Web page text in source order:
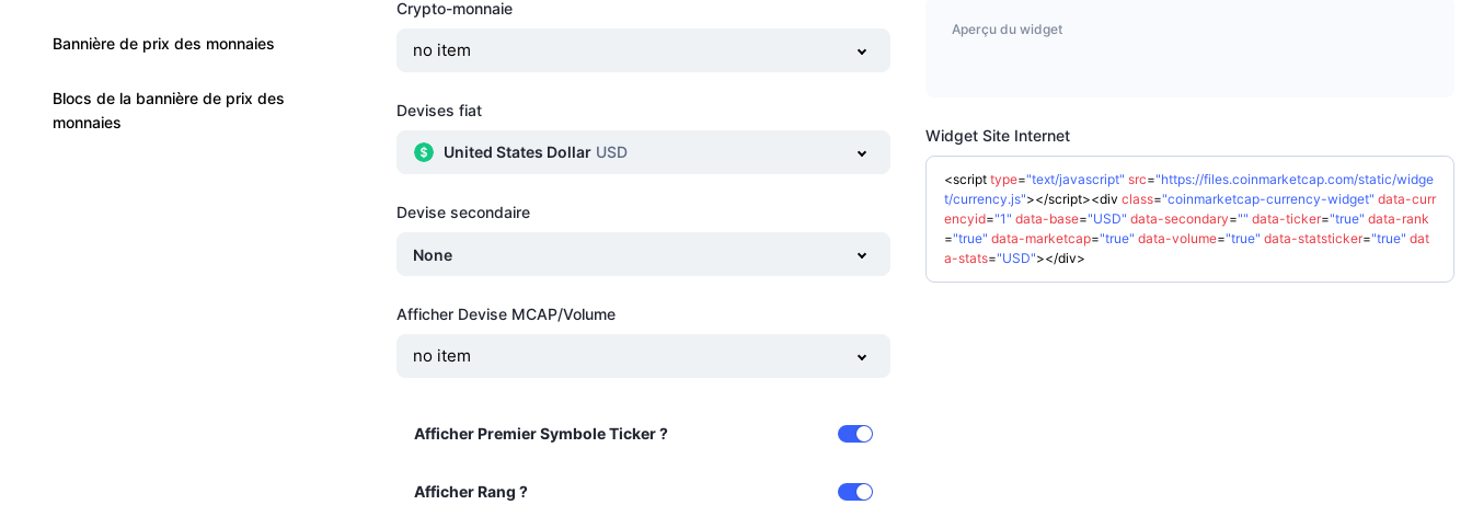
Bannière de prix des monnaies
Blocs de la bannière de prix des
monnaies
Crypto-monnaie
no item
Devises fiat
United States Dollar USD
Devise secondaire
None
Afficher Devise MCAP/Volume
no item
Afficher Premier Symbole Ticker ?
Afficher Rang ?
Aperçu du widget
Widget Site Internet
<script type="text/javascript" src="https://files.coinmarketcap.com/static/widge
t/currency.js"></script><div class="coinmarketcap-currency-widget" data-curr
encyid="1" data-base="USD" data-secondary="" data-ticker="true" data-rank
="true" data-marketcap="true" data-volume="true" data-statsticker="true" dat
a-stats="USD"></div>